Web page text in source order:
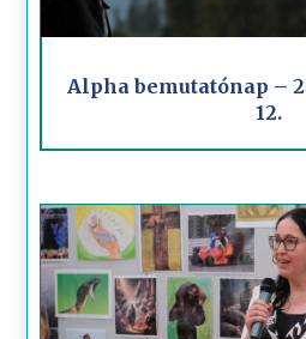
Alpha bemutatónap –
12.